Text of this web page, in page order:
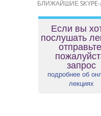
БЛИЖАЙШИЕ
Если вы
послушать
запрос
подробнее об
лекциях